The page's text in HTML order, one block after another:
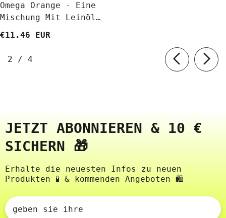
Omega Orange - Eine
Mischung Mit Leinöl
(Orange Und Pollen)
PLANETE
€11.46 EUR
2 / von
4
JETZT ABONNIEREN & 10 €
SICHERN 🎁
Erhalte die neuesten Infos zu neuen
Produkten 🧪 & kommenden Angeboten 🛍️
geben sie ihre